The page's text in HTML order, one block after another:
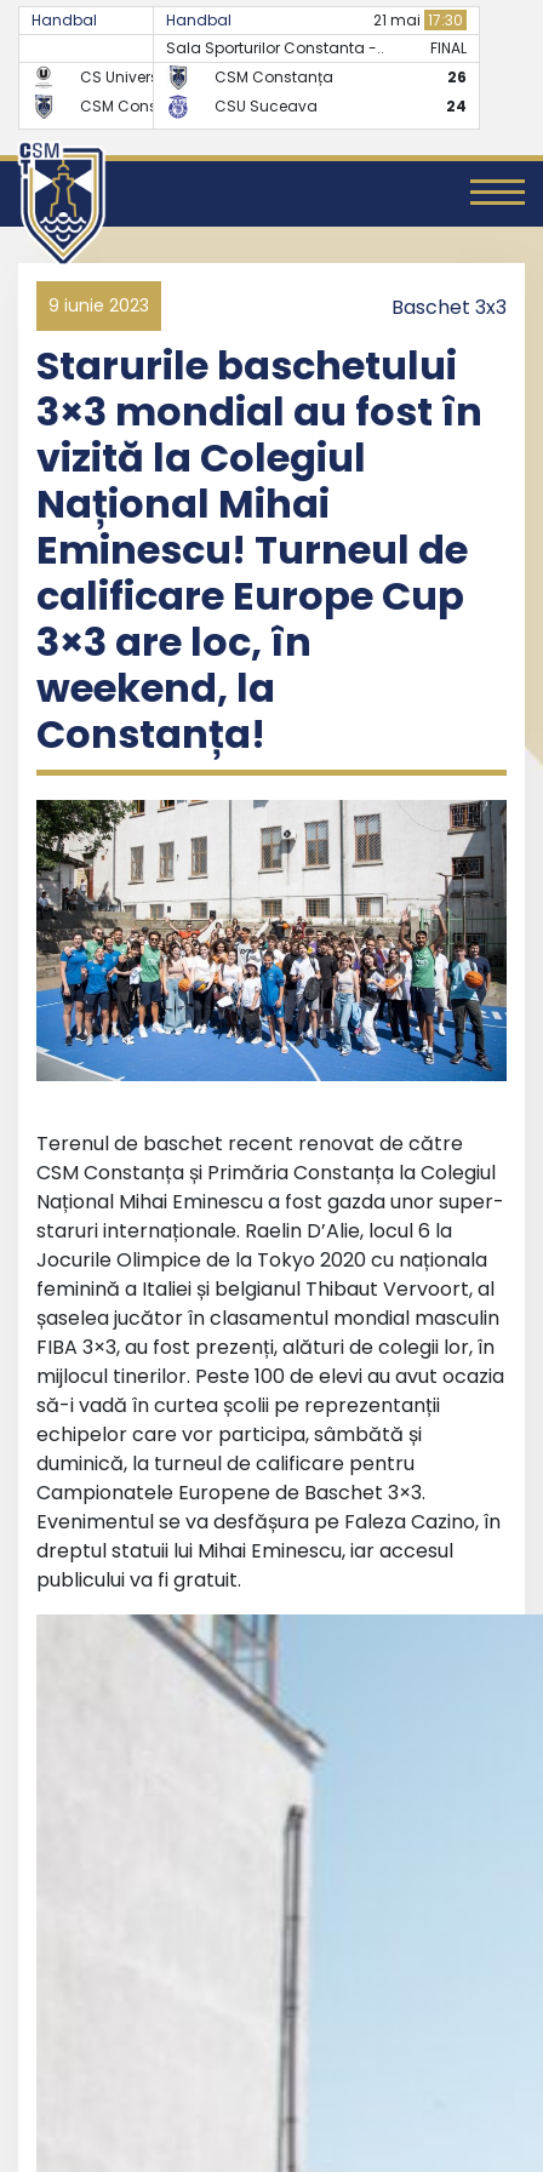
Handbal
FINAL
CS Universitatea Cluj
24
CSM Constanța
27
Handbal 21 mai 17:30
Sala Sporturilor Constanta -..
FINAL
CSM Constanța
26
CSU Suceava
24
9 iunie 2023 Baschet 3x3
Starurile baschetului
3×3 mondial au fost în
vizită la Colegiul
Național Mihai
Eminescu! Turneul de
calificare Europe Cup
3×3 are loc, în
weekend, la
Constanța!
Terenul de baschet recent renovat de către
CSM Constanța și Primăria Constanța la Colegiul
Național Mihai Eminescu a fost gazda unor super-
staruri internaționale. Raelin D’Alie, locul 6 la
Jocurile Olimpice de la Tokyo 2020 cu naționala
feminină a Italiei și belgianul Thibaut Vervoort, al
șaselea jucător în clasamentul mondial masculin
FIBA 3×3, au fost prezenți, alături de colegii lor, în
mijlocul tinerilor. Peste 100 de elevi au avut ocazia
să-i vadă în curtea școlii pe reprezentanții
echipelor care vor participa, sâmbătă și
duminică, la turneul de calificare pentru
Campionatele Europene de Baschet 3×3.
Evenimentul se va desfășura pe Faleza Cazino, în
dreptul statuii lui Mihai Eminescu, iar accesul
publicului va fi gratuit.